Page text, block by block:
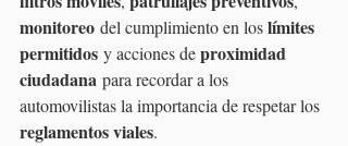
monitoreo del cumplimiento en los límites
permitidos y acciones de proximidad
ciudadana para recordar a los
automovilistas la importancia de respetar los
reglamentos viales.